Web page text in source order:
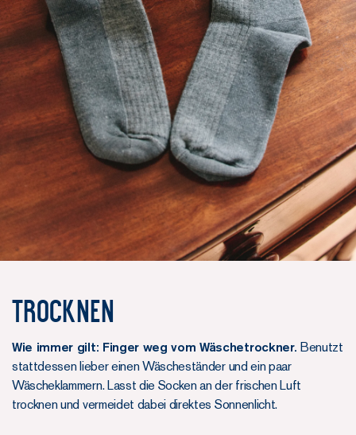
Trocknen
Wie immer gilt: Finger weg vom Wäschetrockner. Benutzt
stattdessen lieber einen Wäscheständer und ein paar
Wäscheklammern. Lasst die Socken an der frischen Luft
trocknen und vermeidet dabei direktes Sonnenlicht.